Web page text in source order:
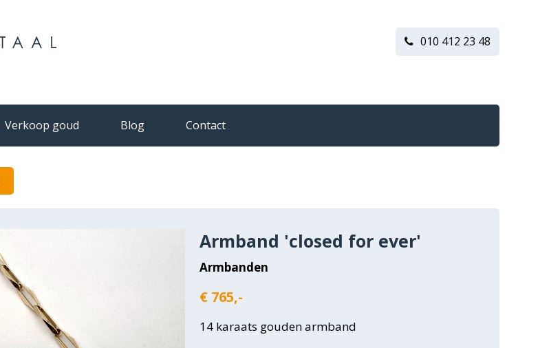
010 412 23 48
Verkoop goud Blog Contact
Armband 'closed for ever'
Armbanden
€ 765,-
14 karaats gouden armband